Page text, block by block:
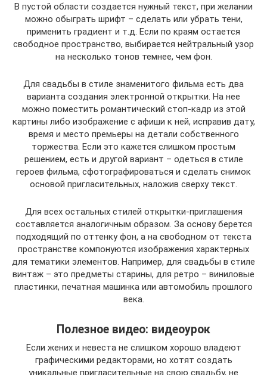
В пустой области создается нужный текст, при желании
можно обыграть шрифт – сделать или убрать тени,
применить градиент и т.д. Если по краям остается
свободное пространство, выбирается нейтральный узор
на несколько тонов темнее, чем фон.
Для свадьбы в стиле знаменитого фильма есть два
варианта создания электронной открытки. На нее
можно поместить романтический стоп-кадр из этой
картины либо изображение с афиши к ней, исправив дату,
время и место премьеры на детали собственного
торжества. Если это кажется слишком простым
решением, есть и другой вариант – одеться в стиле
героев фильма, сфотографироваться и сделать снимок
основой пригласительных, наложив сверху текст.
Для всех остальных стилей открытки-приглашения
составляется аналогичным образом. За основу берется
подходящий по оттенку фон, а на свободном от текста
пространстве компонуются изображения характерных
для тематики элементов. Например, для свадьбы в стиле
винтаж – это предметы старины, для ретро – виниловые
пластинки, печатная машинка или автомобиль прошлого
века.
Полезное видео: видеоурок
Если жених и невеста не слишком хорошо владеют
графическими редакторами, но хотят создать
уникальные пригласительные на свою свадьбу, не